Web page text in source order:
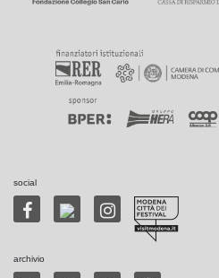
social
archivio